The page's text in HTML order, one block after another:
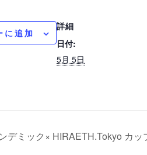
に追加
詳細
日付:
5月 5日
デミック× HIRAETH.Tokyo カ